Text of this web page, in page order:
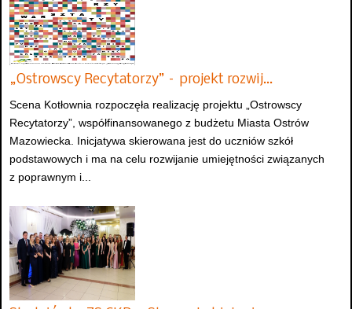
„Ostrowscy Recytatorzy” – projekt rozwij…
Scena Kotłownia rozpoczęła realizację projektu „Ostrowscy
Recytatorzy”, współfinansowanego z budżetu Miasta Ostrów
Mazowiecka. Inicjatywa skierowana jest do uczniów szkół
podstawowych i ma na celu rozwijanie umiejętności związanych
z poprawnym i...